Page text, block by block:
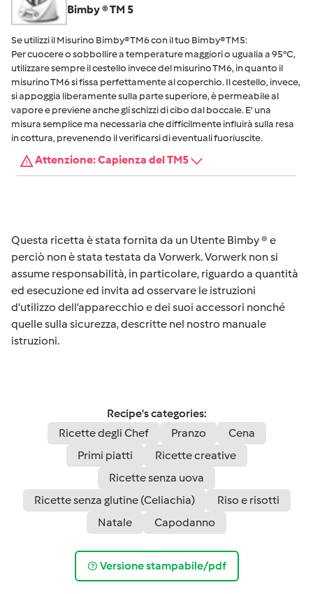
Bimby ® TM 5
Se utilizzi il Misurino Bimby® TM6 con il tuo Bimby® TM5:
Per cuocere o sobbollire a temperature maggiori o ugualia a 95°C,
utilizzare sempre il cestello invece del misurino TM6, in quanto il
misurino TM6 si fissa perfettamente al coperchio. Il cestello, invece,
si appoggia liberamente sulla parte superiore, è permeabile al
vapore e previene anche gli schizzi di cibo dal boccale. E' una
misura semplice ma necessaria che difficilmente influirà sulla resa
in cottura, prevenendo il verificarsi di eventuali fuoriuscite.
Attenzione: Capienza del TM5
Questa ricetta è stata fornita da un Utente Bimby ® e
perciò non è stata testata da Vorwerk. Vorwerk non si
assume responsabilità, in particolare, riguardo a quantità
ed esecuzione ed invita ad osservare le istruzioni
d'utilizzo dell’apparecchio e dei suoi accessori nonché
quelle sulla sicurezza, descritte nel nostro manuale
istruzioni.
Recipe's categories:
Ricette degli Chef
Pranzo
Cena
Primi piatti
Ricette creative
Ricette senza uova
Ricette senza glutine (Celiachia)
Riso e risotti
Natale
Capodanno
Versione stampabile/pdf